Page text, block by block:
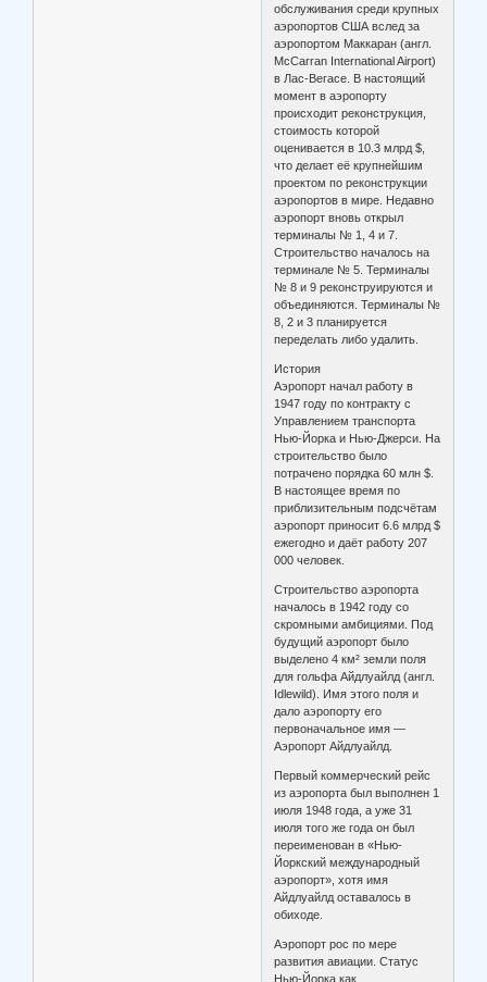
обслуживания среди крупных
аэропортов США вслед за
аэропортом Маккаран (англ.
McCarran International Airport)
в Лас-Вегасе. В настоящий
момент в аэропорту
происходит реконструкция,
стоимость которой
оценивается в 10.3 млрд $,
что делает её крупнейшим
проектом по реконструкции
аэропортов в мире. Недавно
аэропорт вновь открыл
терминалы № 1, 4 и 7.
Строительство началось на
терминале № 5. Терминалы
№ 8 и 9 реконструируются и
объединяются. Терминалы №
8, 2 и 3 планируется
переделать либо удалить.
История
Аэропорт начал работу в
1947 году по контракту с
Управлением транспорта
Нью-Йорка и Нью-Джерси. На
строительство было
потрачено порядка 60 млн $.
В настоящее время по
приблизительным подсчётам
аэропорт приносит 6.6 млрд $
ежегодно и даёт работу 207
000 человек.
Строительство аэропорта
началось в 1942 году со
скромными амбициями. Под
будущий аэропорт было
выделено 4 км² земли поля
для гольфа Айдлуайлд (англ.
Idlewild). Имя этого поля и
дало аэропорту его
первоначальное имя —
Аэропорт Айдлуайлд.
Первый коммерческий рейс
из аэропорта был выполнен 1
июля 1948 года, а уже 31
июля того же года он был
переименован в «Нью-
Йоркский международный
аэропорт», хотя имя
Айдлуайлд оставалось в
обиходе.
Аэропорт рос по мере
развития авиации. Статус
Нью-Йорка как